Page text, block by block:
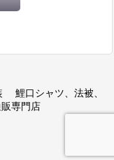
鯉口シャツ、法被、
専門店